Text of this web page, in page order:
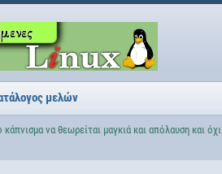
μελών
να θεωρείται μαγκιά και απόλαυση και όχι